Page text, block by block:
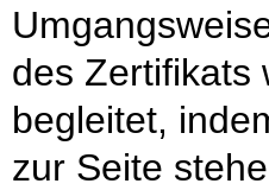
des Zertifikats
begleitet,
zur Seite